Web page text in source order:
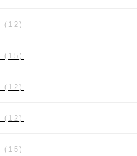
(12)
(15)
(12)
(12)
(15)